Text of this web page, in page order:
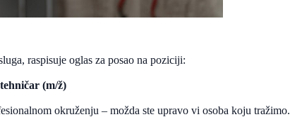
raspisuje oglas za posao na poziciji:
(m/ž)
okruženju – možda ste upravo vi osoba koju tražimo.